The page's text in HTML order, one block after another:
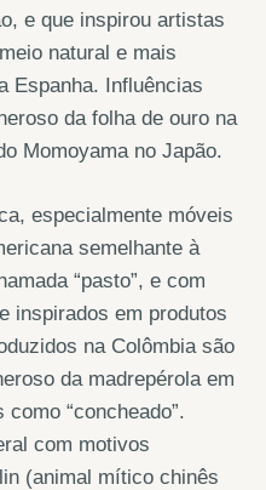
e que inspirou artistas
natural e mais
Espanha. Influências
da folha de ouro na
Momoyama no Japão.
especialmente móveis
semelhante à
“pasto”, e com
inspirados em produtos
na Colômbia são
da madrepérola em
“concheado”.
com motivos
(animal mítico chinês